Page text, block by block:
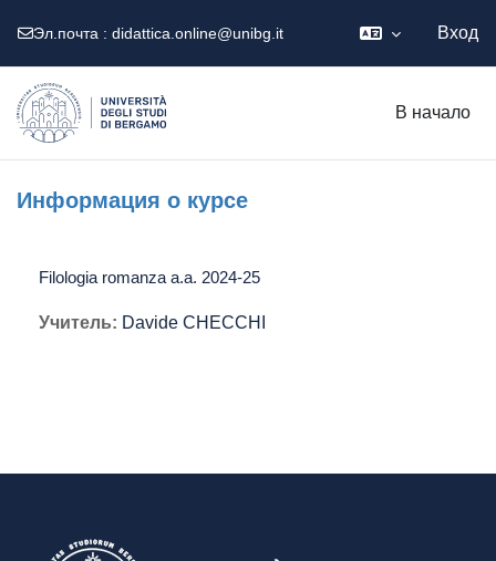
Эл.почта : didattica.online@unibg.it Вход
В начало
Информация о курсе
Filologia romanza a.a. 2024-25
Учитель: Davide CHECCHI